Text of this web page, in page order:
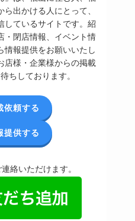
出かける人にとって、
しているサイトです。紹
・閉店情報、イベント情
情報提供をお願いいたし
店様・企業様からの掲載
ちしております。
依頼する
提供する
絡いただけます。